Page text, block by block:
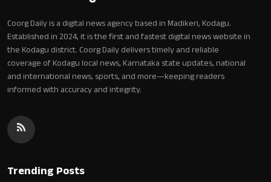
Coorg Daily is a digital news agency based in Madikeri, Kodagu.
Established in 2024, it is the first and fastest digital news website in
the Kodagu district. Coorg Daily delivers timely and reliable
coverage of Kodagu local news, Karnataka state updates, national
and international news, sports, and more—keeping readers
informed with accuracy and integrity.
Trending Posts